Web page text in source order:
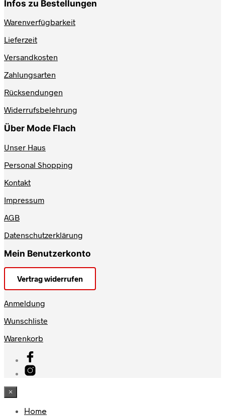
Infos zu Bestellungen
Warenverfügbarkeit
Lieferzeit
Versandkosten
Zahlungsarten
Rücksendungen
Widerrufsbelehrung
Über Mode Flach
Unser Haus
Personal Shopping
Kontakt
Impressum
AGB
Datenschutzerklärung
Mein Benutzerkonto
Vertrag widerrufen
Anmeldung
Wunschliste
Warenkorb
×
Home